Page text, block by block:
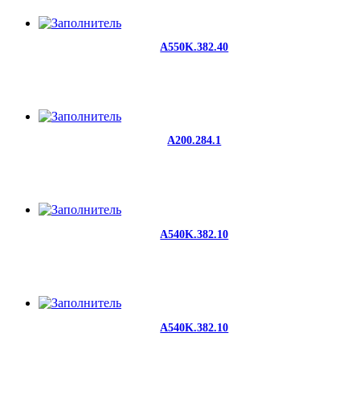
A550K.382.40
A200.284.1
A540K.382.10
A540K.382.10